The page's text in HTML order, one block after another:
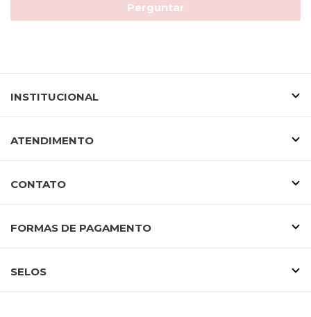
Perguntar
INSTITUCIONAL
ATENDIMENTO
CONTATO
FORMAS DE PAGAMENTO
SELOS